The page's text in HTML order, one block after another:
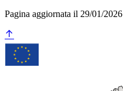
Pagina aggiornata il 29/01/2026